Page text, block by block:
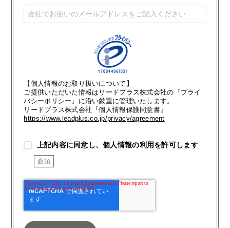
【個人情報のお取り扱いについて】
ご提供いただいた情報はリードプラス株式会社の『プライ
バシーポリシー』に沿い厳重に管理いたします。
リードプラス株式会社『個人情報保護同意書』
https://www.leadplus.co.jp/privacy/agreement
上記内容に同意し、個人情報の利用を許可します